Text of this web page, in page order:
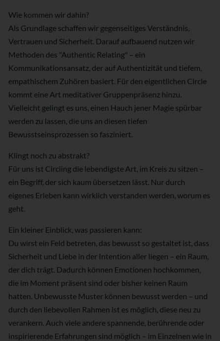
Wie kommen wir dahin?
Als Grundlage schaffen wir gegenseitiges Verständnis,
Vertrauen und Sicherheit. Darauf aufbauend nutzen wir
Methoden des "Authentic Relating" – ein
Kommunikationsansatz, der auf Authentizität und tiefem,
empathischem Zuhören basiert. Für den eigentlichen Circle
kommt eine Art meditativer Gruppenpräsenz hinzu.
Vielleicht gelingt es uns, einen Hauch jener Magie spürbar
werden zu lassen, die uns an diesen tiefen
Bewusstseinsprozessen so fasziniert.
Klingt noch zu abstrakt?
Für uns ist Circling die lebendigste Art, im Kreis zu sitzen –
ein Begriff, der sich kaum übersetzen lässt. Nur durch
eigenes Erleben kann wirklich verstanden werden, worum es
geht.
Ein kleiner Einblick, was passieren kann:
Du wirst ein Feld betreten, das bewusst so gestaltet ist, dass
Sicherheit und Liebe in der Intention aller liegen – ein Raum,
der dich trägt. Dadurch können Emotionen hochkommen,
die im Moment präsent sind oder bisher keinen Raum
hatten. Unbewusste Muster können bewusst werden – und
durch den liebevollen Rahmen ist es möglich, diese neu zu
verankern. Auch viele andere spannende, berührende oder
inspirierende Erfahrungen sind möglich – im Einzelnen wie in